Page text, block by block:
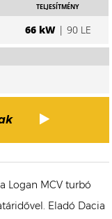
TELJESÍTMÉNY
66 kW| 90 LE
Logan MCV turbó
Eladó Dacia